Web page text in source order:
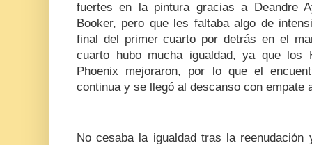
fuertes en la pintura gracias a Deandre
Booker, pero que les faltaba algo de
final del primer cuarto por detrás en el
cuarto hubo mucha igualdad, ya que
Phoenix mejoraron, por lo que el
continua y se llegó al descanso con empate
No cesaba la igualdad tras la